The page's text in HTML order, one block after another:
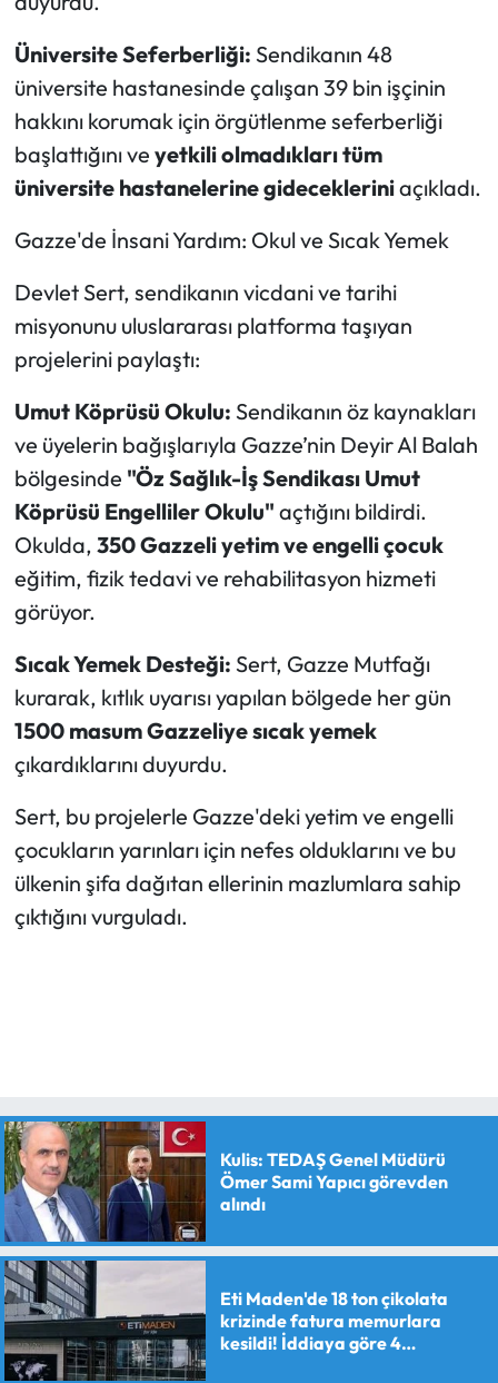
Üniversite Seferberliği: Sendikanın 48
üniversite hastanesinde çalışan 39 bin işçinin
hakkını korumak için örgütlenme seferberliği
başlattığını ve yetkili olmadıkları tüm
üniversite hastanelerine gidecekleriniaçıkladı.
Gazze'de İnsani Yardım: Okul ve Sıcak Yemek
Devlet Sert, sendikanın vicdani ve tarihi
misyonunu uluslararası platforma taşıyan
projelerini paylaştı:
Umut Köprüsü Okulu: Sendikanın öz kaynakları
ve üyelerin bağışlarıyla Gazze’nin Deyir Al Balah
bölgesinde "Öz Sağlık-İş Sendikası Umut
Köprüsü Engelliler Okulu" açtığını bildirdi.
Okulda, 350 Gazzeli yetim ve engelli çocuk
eğitim, fizik tedavi ve rehabilitasyon hizmeti
görüyor.
Sıcak Yemek Desteği: Sert, Gazze Mutfağı
kurarak, kıtlık uyarısı yapılan bölgede her gün
1500 masum Gazzeliye sıcak yemek
çıkardıklarını duyurdu.
Sert, bu projelerle Gazze'deki yetim ve engelli
çocukların yarınları için nefes olduklarını ve bu
ülkenin şifa dağıtan ellerinin mazlumlara sahip
çıktığını vurguladı.
Kulis: TEDAŞ Genel Müdürü
Ömer Sami Yapıcı görevden
alındı
Eti Maden'de 18 ton çikolata
krizinde fatura memurlara
kesildi! İddiaya göre 4